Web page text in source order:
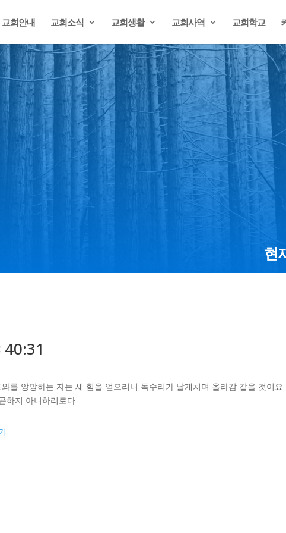
교회안내 교회소식 교회생활 교회사역 교회학교
현
를 앙망하는 자는 새 힘을 얻으리니 독수리가 날개치며 올라감 같을 것이
하지 아니하리로다